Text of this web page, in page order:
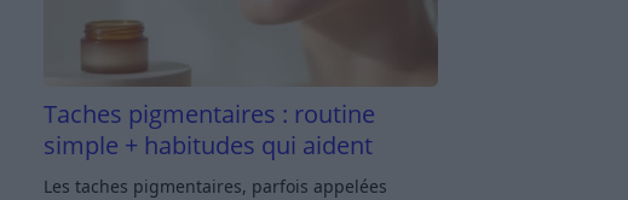
Taches pigmentaires : routine
simple + habitudes qui aident
Les taches pigmentaires, parfois appelées